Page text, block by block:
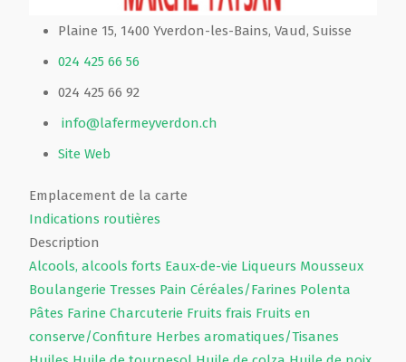
Plaine 15, 1400 Yverdon-les-Bains, Vaud, Suisse
024 425 66 56
024 425 66 92
info@lafermeyverdon.ch
Site Web
Emplacement de la carte
Indications routières
Description
Alcools, alcools forts Eaux-de-vie Liqueurs Mousseux
Boulangerie Tresses Pain Céréales/Farines Polenta
Pâtes Farine Charcuterie Fruits frais Fruits en
conserve/Confiture Herbes aromatiques/Tisanes